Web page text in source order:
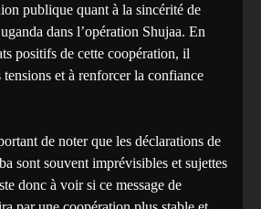
publique quant à la sincérité de
dans l’opération Shujaa. En
positifs de cette coopération, il
tensions et à renforcer la confiance
de noter que les déclarations de
sont souvent imprévisibles et sujettes
donc à voir si ce message de